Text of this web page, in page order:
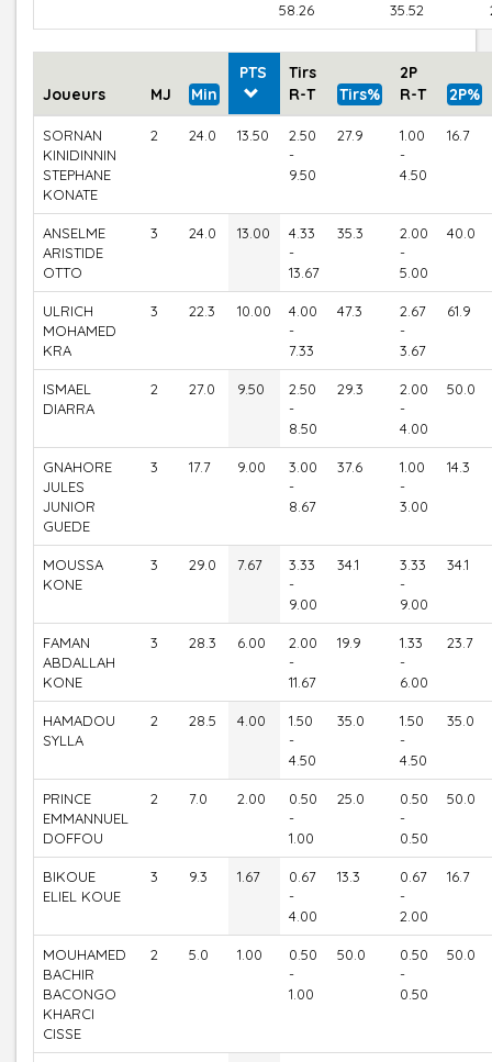
58.26
35.52
Joueurs MJ Min
PTS
Tirs
R-T
Tirs%
2P
R-T
2P%
SORNAN
KINIDINNIN
STEPHANE
KONATE
2 24.0 13.50
2.50
-
9.50
27.9
1.00
-
4.50
16.7
ANSELME
ARISTIDE
OTTO
3 24.0 13.00
4.33
-
13.67
35.3
2.00
-
5.00
40.0
ULRICH
MOHAMED
KRA
3 22.3 10.00
4.00
-
7.33
47.3
2.67
-
3.67
61.9
ISMAEL
DIARRA
2 27.0 9.50
2.50
-
8.50
29.3
2.00
-
4.00
50.0
GNAHORE
JULES
JUNIOR
GUEDE
3 17.7 9.00
3.00
-
8.67
37.6
1.00
-
3.00
14.3
MOUSSA
KONE
3 29.0 7.67
3.33
-
9.00
34.1
3.33
-
9.00
34.1
FAMAN
ABDALLAH
KONE
3 28.3 6.00
2.00
-
11.67
19.9
1.33
-
6.00
23.7
HAMADOU
SYLLA
2 28.5 4.00
1.50
-
4.50
35.0
1.50
-
4.50
35.0
PRINCE
EMMANNUEL
DOFFOU
2 7.0 2.00
0.50
-
1.00
25.0
0.50
-
0.50
50.0
BIKOUE
ELIEL KOUE
3 9.3 1.67
0.67
-
4.00
13.3
0.67
-
2.00
16.7
MOUHAMED
BACHIR
BACONGO
KHARCI
CISSE
2 5.0 1.00
0.50
-
1.00
50.0
0.50
-
0.50
50.0